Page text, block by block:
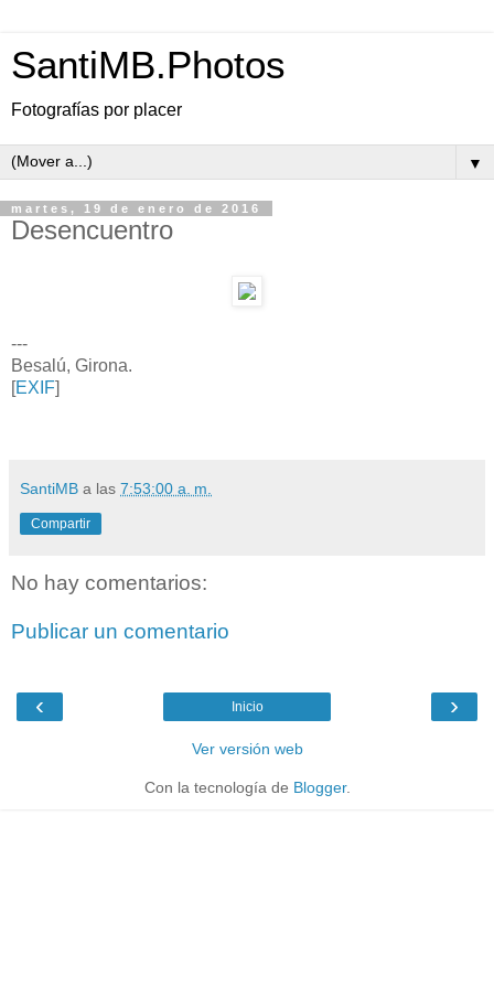
SantiMB.Photos
Fotografías por placer
▼
martes, 19 de enero de 2016
Desencuentro
---
Besalú, Girona.
[EXIF]
SantiMB a las 7:53:00 a. m.
Compartir
No hay comentarios:
Publicar un comentario
‹ ›
Inicio
Ver versión web
Con la tecnología de Blogger.